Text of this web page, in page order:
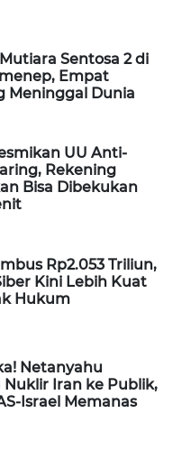
Sentosa 2 di
Empat
Meninggal Dunia
UU Anti-
Rekening
Bisa Dibekukan
Rp2.053 Triliun,
Kini Lebih Kuat
Hukum
Netanyahu
Nuklir Iran ke Publik,
Israel Memanas